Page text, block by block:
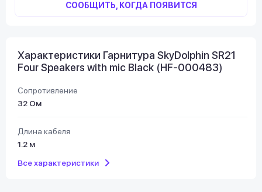
СООБЩИТЬ, КОГДА ПОЯВИТСЯ
Характеристики Гарнитура SkyDolphin SR21
Four Speakers with mic Black (HF-000483)
Сопротивление
32 Ом
Длина кабеля
1.2 м
Все характеристики